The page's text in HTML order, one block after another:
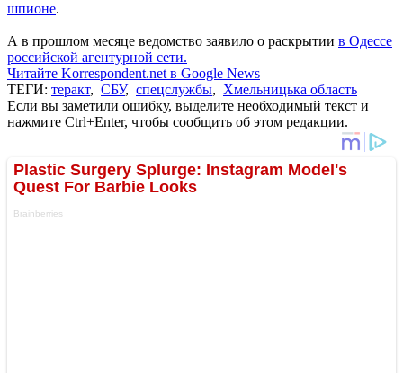
шпионе.
А в прошлом месяце ведомство заявило о раскрытии в Одессе
российской агентурной сети.
Читайте Korrespondent.net в Google News
ТЕГИ: теракт, СБУ, спецслужбы, Хмельницька область
Если вы заметили ошибку, выделите необходимый текст и
нажмите Ctrl+Enter, чтобы сообщить об этом редакции.